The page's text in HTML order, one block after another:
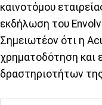
καινοτόμου
εκδήλωση του
Σημειωτέον ότι η
χρηματοδότηση και
δραστηριοτήτων